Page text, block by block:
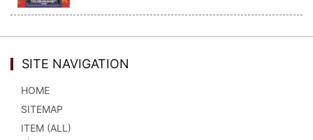
SITE NAVIGATION
HOME
SITEMAP
ITEM (ALL)